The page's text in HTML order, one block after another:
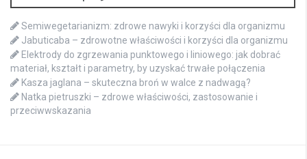
Semiwegetarianizm: zdrowe nawyki i korzyści dla organizmu
Jabuticaba – zdrowotne właściwości i korzyści dla organizmu
Elektrody do zgrzewania punktowego i liniowego: jak dobrać
materiał, kształt i parametry, by uzyskać trwałe połączenia
Kasza jaglana – skuteczna broń w walce z nadwagą?
Natka pietruszki – zdrowe właściwości, zastosowanie i
przeciwwskazania